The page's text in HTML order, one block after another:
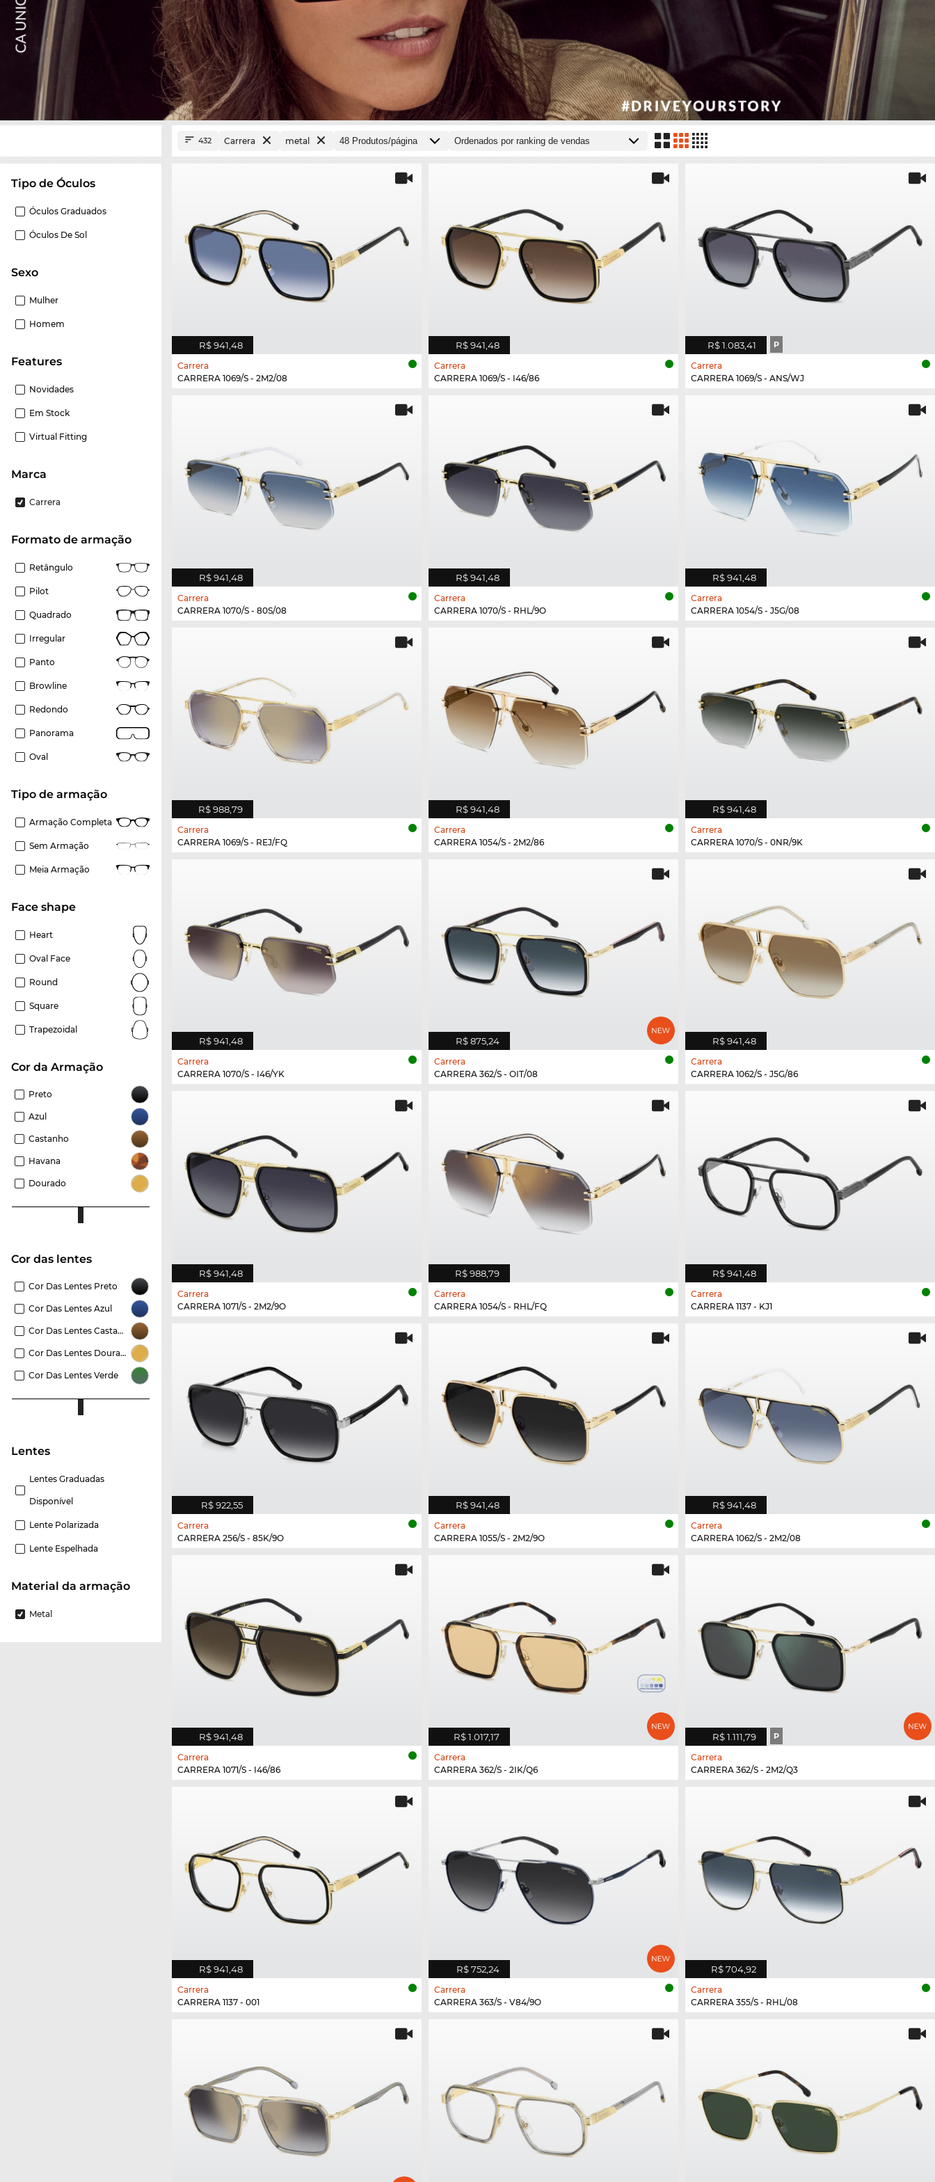
Tipo de Óculos
Óculos Graduados
Óculos De Sol
Sexo
Mulher
Homem
Features
Novidades
Em Stock
Virtual Fitting
Marca
Carrera
Formato de armação
Retângulo
Pilot
Quadrado
Irregular
Panto
Browline
Redondo
Panorama
Oval
Tipo de armação
Armação Completa
Sem Armação
Meia Armação
Face shape
Heart
Oval Face
Round
Square
Trapezoidal
Cor da Armação
Preto
Azul
Castanho
Havana
Dourado
Cor das lentes
Cor Das Lentes Preto
Cor Das Lentes Azul
Cor Das Lentes Castanho
Cor Das Lentes Dourado
Cor Das Lentes Verde
Lentes
Lentes Graduadas
Disponível
Lente Polarizada
Lente Espelhada
material da armação
Metal
432 Carrera metal
R$ 941,48
Carrera
CARRERA 1069/S - 2M2/08
R$ 941,48
Carrera
CARRERA 1069/S - I46/86
R$ 1.083,41 P
Carrera
CARRERA 1069/S - ANS/WJ
R$ 941,48
Carrera
CARRERA 1070/S - 80S/08
R$ 941,48
Carrera
CARRERA 1070/S - RHL/9O
R$ 941,48
Carrera
CARRERA 1054/S - J5G/08
R$ 988,79
Carrera
CARRERA 1069/S - REJ/FQ
R$ 941,48
Carrera
CARRERA 1054/S - 2M2/86
R$ 941,48
Carrera
CARRERA 1070/S - 0NR/9K
R$ 941,48
Carrera
CARRERA 1070/S - I46/YK
R$ 875,24
Carrera
CARRERA 362/S - OIT/08
R$ 941,48
Carrera
CARRERA 1062/S - J5G/86
R$ 941,48
Carrera
CARRERA 1071/S - 2M2/9O
R$ 988,79
Carrera
CARRERA 1054/S - RHL/FQ
R$ 941,48
Carrera
CARRERA 1137 - KJ1
R$ 922,55
Carrera
CARRERA 256/S - 85K/9O
R$ 941,48
Carrera
CARRERA 1055/S - 2M2/9O
R$ 941,48
Carrera
CARRERA 1062/S - 2M2/08
R$ 941,48
Carrera
CARRERA 1071/S - I46/86
R$ 1.017,17
Carrera
CARRERA 362/S - 2IK/Q6
R$ 1.111,79 P
Carrera
CARRERA 362/S - 2M2/Q3
R$ 941,48
Carrera
CARRERA 1137 - 001
R$ 752,24
Carrera
CARRERA 363/S - V84/9O
R$ 704,92
Carrera
CARRERA 355/S - RHL/08